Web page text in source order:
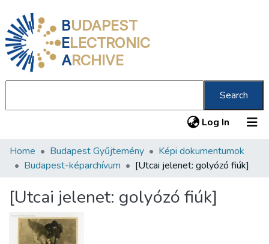
BUDAPEST
ELECTRONIC
ARCHIVE
Search
Log In (current)
Communities & Collections
Statistics
About us
Home Budapest Gyűjtemény
Képi dokumentumok
Budapest-képarchívum
[Utcai jelenet: golyózó fiúk]
[Utcai jelenet: golyózó fiúk]